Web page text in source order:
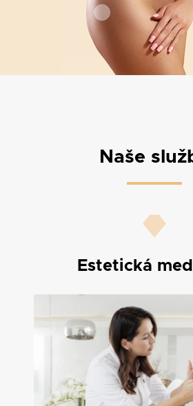
Naše
Estetická